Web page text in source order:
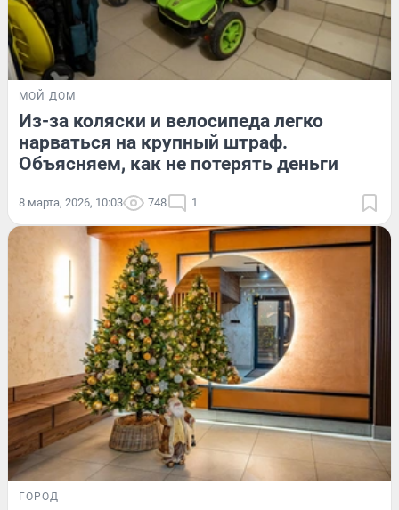
МОЙ ДОМ
Из-за коляски и велосипеда легко
нарваться на крупный штраф.
Объясняем, как не потерять деньги
8 марта, 2026, 10:03 748 1
ГОРОД